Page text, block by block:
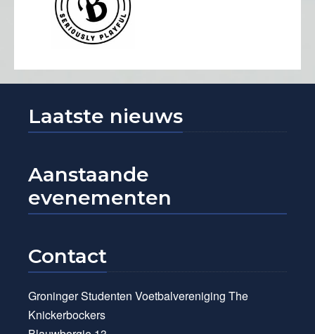
Laatste nieuws
Aanstaande
evenementen
Contact
Groninger Studenten Voetbalvereniging The
Knickerbockers